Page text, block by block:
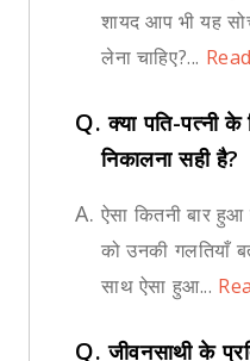
शायद आप भी यह
लेना चाहिए?...
Q.क्या पति-पत्नी
निकालना सही है?
A. ऐसा कितनी बार
को उनकी गलतियाँ
साथ ऐसा हुआ...
Q.जीवनसाथी के